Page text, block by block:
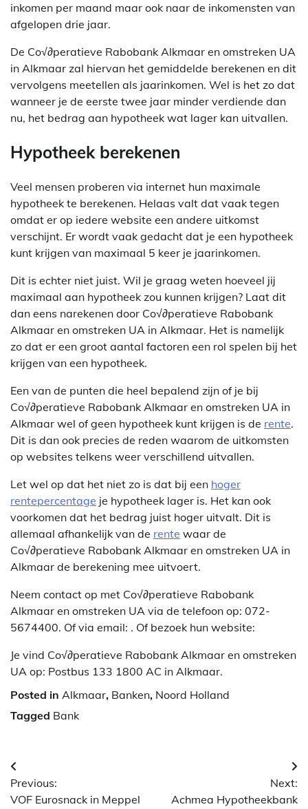
inkomen per maand maar ook naar de inkomensten van
afgelopen drie jaar.
De Co√∂peratieve Rabobank Alkmaar en omstreken UA
in Alkmaar zal hiervan het gemiddelde berekenen en dit
vervolgens meetellen als jaarinkomen. Wel is het zo dat
wanneer je de eerste twee jaar minder verdiende dan
nu, het bedrag aan hypotheek wat lager kan uitvallen.
Hypotheek berekenen
Veel mensen proberen via internet hun maximale
hypotheek te berekenen. Helaas valt dat vaak tegen
omdat er op iedere website een andere uitkomst
verschijnt. Er wordt vaak gedacht dat je een hypotheek
kunt krijgen van maximaal 5 keer je jaarinkomen.
Dit is echter niet juist. Wil je graag weten hoeveel jij
maximaal aan hypotheek zou kunnen krijgen? Laat dit
dan eens narekenen door Co√∂peratieve Rabobank
Alkmaar en omstreken UA in Alkmaar. Het is namelijk
zo dat er een groot aantal factoren een rol spelen bij het
krijgen van een hypotheek.
Een van de punten die heel bepalend zijn of je bij
Co√∂peratieve Rabobank Alkmaar en omstreken UA in
Alkmaar wel of geen hypotheek kunt krijgen is de rente.
Dit is dan ook precies de reden waarom de uitkomsten
op websites telkens weer verschillend uitvallen.
Let wel op dat het niet zo is dat bij een hoger
rentepercentage je hypotheek lager is. Het kan ook
voorkomen dat het bedrag juist hoger uitvalt. Dit is
allemaal afhankelijk van de rente waar de
Co√∂peratieve Rabobank Alkmaar en omstreken UA in
Alkmaar de berekening mee uitvoert.
Neem contact op met Co√∂peratieve Rabobank
Alkmaar en omstreken UA via de telefoon op: 072-
5674400. Of via email: . Of bezoek hun website:
Je vind Co√∂peratieve Rabobank Alkmaar en omstreken
UA op: Postbus 133 1800 AC in Alkmaar.
Posted in Alkmaar, Banken, Noord Holland
Tagged Bank
Berichtnavigatie
Previous:
VOF Eurosnack in Meppel
Next:
Achmea Hypotheekbank